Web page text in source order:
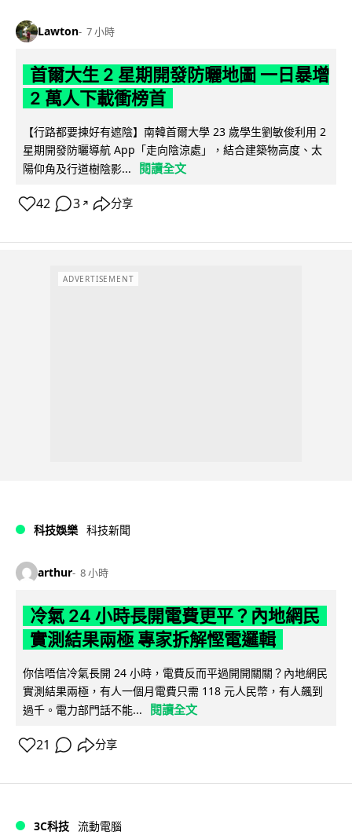
Lawton 7 小時
首爾大生 2 星期開發防曬地圖 一日暴增
2 萬人下載衝榜首
【行路都要揀好有遮陰】南韓首爾大學 23 歲學生劉敏俊利用 2
星期開發防曬導航 App「走向陰涼處」，結合建築物高度、太
陽仰角及行道樹陰影...
閱讀全文
42 3 ↗ 分享
ADVERTISEMENT
科技娛樂 科技新聞
arthur 8 小時
冷氣 24 小時長開電費更平？內地網民
實測結果兩極 專家拆解慳電邏輯
你信唔信冷氣長開 24 小時，電費反而平過開開關關？內地網民
實測結果兩極，有人一個月電費只需 118 元人民幣，有人飆到
過千。電力部門話不能...
閱讀全文
21 分享
3C科技 流動電腦